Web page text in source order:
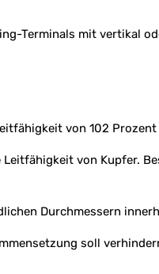
Terminals mit vertikal
von 102 Prozent
von Kupfer.
Durchmessern
soll